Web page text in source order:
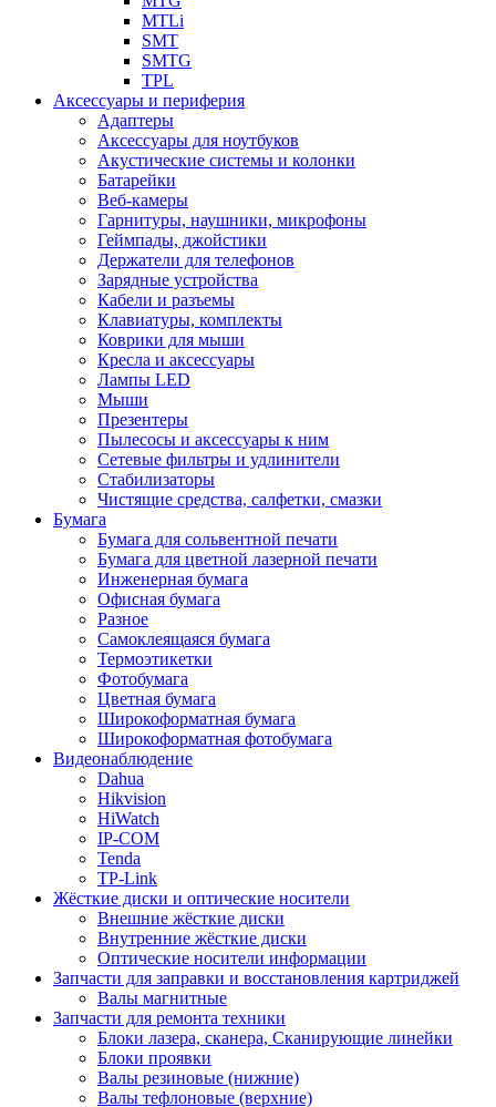
MTLi
SMT
SMTG
TPL
Аксессуары и периферия
Адаптеры
Аксессуары для ноутбуков
Акустические системы и колонки
Батарейки
Веб-камеры
Гарнитуры, наушники, микрофоны
Геймпады, джойстики
Держатели для телефонов
Зарядные устройства
Кабели и разъемы
Клавиатуры, комплекты
Коврики для мыши
Кресла и аксессуары
Лампы LED
Мыши
Презентеры
Пылесосы и аксессуары к ним
Сетевые фильтры и удлинители
Стабилизаторы
Чистящие средства, салфетки, смазки
Бумага
Бумага для сольвентной печати
Бумага для цветной лазерной печати
Инженерная бумага
Офисная бумага
Разное
Самоклеящаяся бумага
Термоэтикетки
Фотобумага
Цветная бумага
Широкоформатная бумага
Широкоформатная фотобумага
Видеонаблюдение
Dahua
Hikvision
HiWatch
IP-COM
Tenda
TP-Link
Жёсткие диски и оптические носители
Внешние жёсткие диски
Внутренние жёсткие диски
Оптические носители информации
Запчасти для заправки и восстановления картриджей
Валы магнитные
Запчасти для ремонта техники
Блоки лазера, сканера, Сканирующие линейки
Блоки проявки
Валы резиновые (нижние)
Валы тефлоновые (верхние)